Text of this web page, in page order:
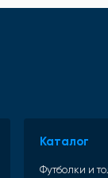
Каталог
Футболки и